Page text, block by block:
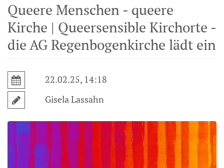
Queere Menschen - queere
Kirche | Queersensible Kirchorte -
die AG Regenbogenkirche lädt ein
22.02.25, 14:18
Gisela Lassahn